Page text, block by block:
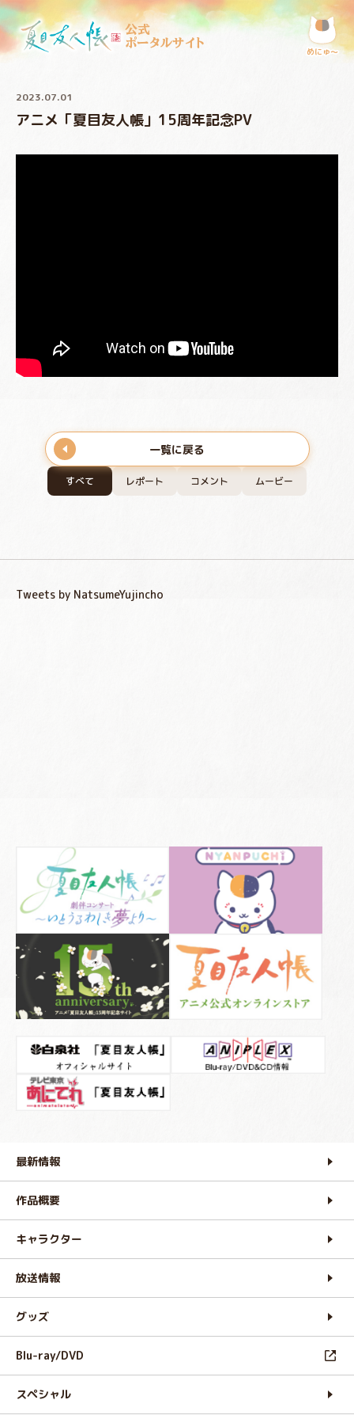
公式
ポータルサイト
めにゅ〜
すべて レポート コメント ムービー
2023.07.01
アニメ「夏目友人帳」15周年記念PV
一覧に戻る
Tweets by NatsumeYujincho
最新情報
作品概要
キャラクター
放送情報
グッズ
Blu-ray/DVD
スペシャル